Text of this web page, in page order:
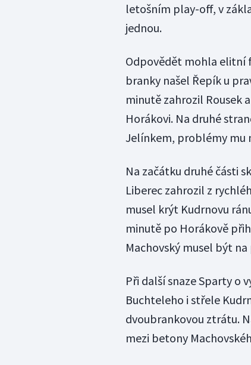
letošním play-off, v
jednou.
Odpovědět mohla elitní
branky našel Řepík u
minutě zahrozil Rousek
Horákovi. Na druhé
Jelínkem, problémy mu
Na začátku druhé části
Liberec zahrozil z
musel krýt Kudrnovu
minutě po Horákově
Machovský musel být
Při další snaze Sparty o
Buchteleho i střele
dvoubrankovou ztrátu.
mezi betony